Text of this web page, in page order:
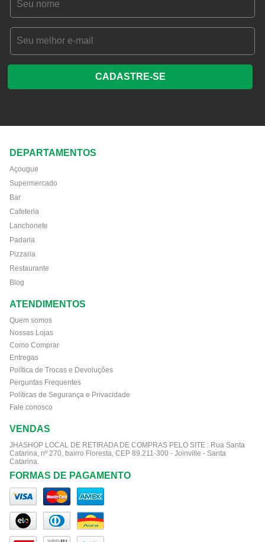
CADASTRE-SE
DEPARTAMENTOS
Açougue
Supermercado
Bar
Cafeteria
Lanchonete
Padaria
Pizzaria
Restaurante
Blog
ATENDIMENTOS
Quem somos
Nossas Lojas
Como Comprar
Entregas
Política de Trocas e Devoluções
Perguntas Frequentes
Políticas de Segurança e Privacidade
Fale conosco
VENDAS
JHASHOP LOCAL DE RETIRADA DE COMPRAS PELO SITE : Rua Santa
Catarina, nº 270, bairro Floresta, CEP 89.211-300 - Joinville - Santa
Catarina.
FORMAS DE PAGAMENTO